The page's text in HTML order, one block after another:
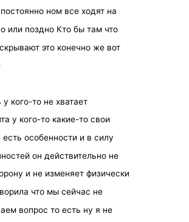
ном все ходят на
или поздно Кто бы там что
это конечно же вот
кого-то не хватает
у кого-то какие-то свои
особенности и в силу
он действительно не
и не изменяет физически
что мы сейчас не
вопрос то есть ну я не